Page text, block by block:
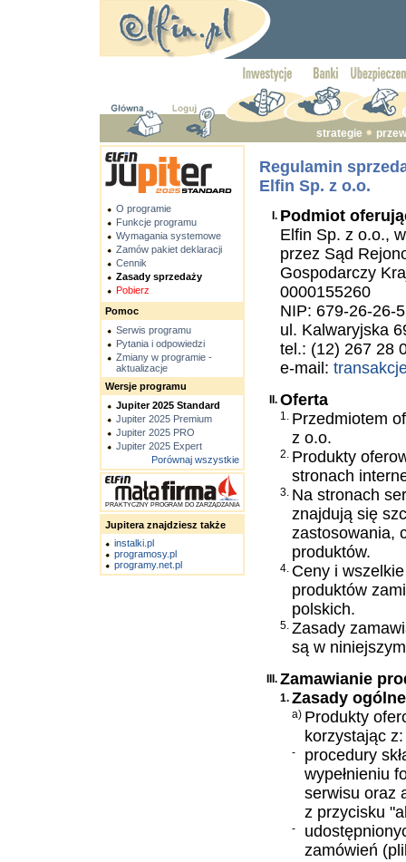
strategie
O programie
Funkcje programu
Wymagania systemowe
Zamów pakiet deklaracji
Cennik
Zasady sprzedaży
Pobierz
Pomoc
Serwis programu
Pytania i odpowiedzi
Zmiany w programie -
aktualizacje
Wersje programu
Jupiter 2025 Standard
Jupiter 2025 Premium
Jupiter 2025 PRO
Jupiter 2025 Expert
Porównaj wszystkie
PRAKTYCZNY PROGRAM DO ZARZĄDZANIA
Jupitera znajdziesz także
instalki.pl
programosy.pl
programy.net.pl
Regulamin
Elfin Sp. z o.o.
I. Podmiot
Elfin Sp. z o.o.,
przez Sąd
Gospodarczy
0000155260
NIP: 679-26-26-
ul. Kalwaryjska
tel.: (12) 267 28
e-mail:
II.Oferta
1. Przedmiotem
z o.o.
2. Produkty
stronach
3. Na stronach
znajdują się
zastosowania,
produktów.
4. Ceny i
produktów
polskich.
5. Zasady
są w
III. Zamawianie
1. Zasady ogólne
a) Produkty
korzystając z:
-
procedury
wypełnieniu
serwisu oraz
z przycisku
-
zamówień